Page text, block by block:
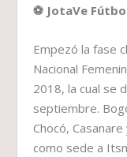
⚽ JotaVe
Empezó la fase
Nacional
2018, la cual se
septiembre.
Chocó,
como sede a